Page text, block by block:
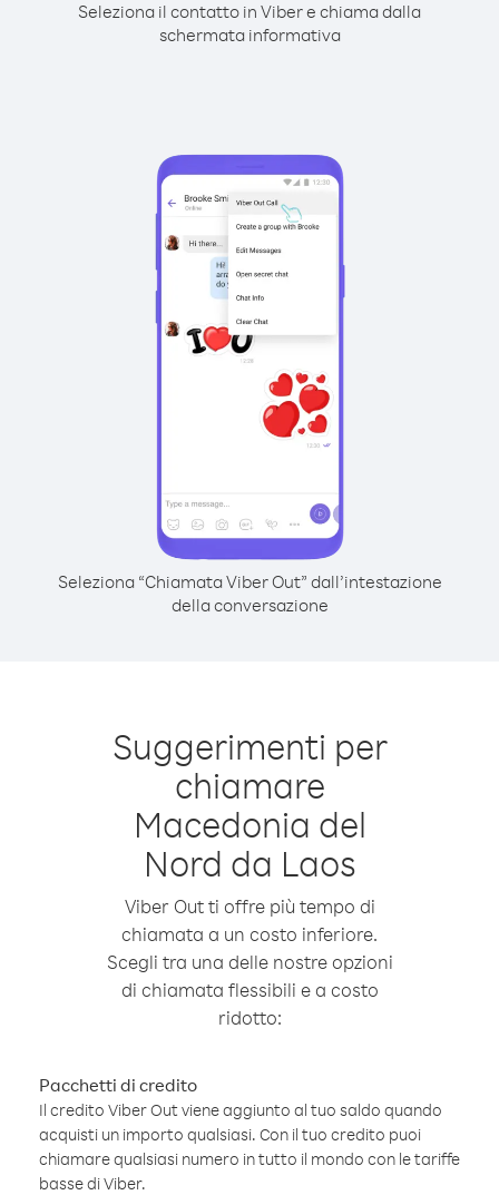
Seleziona il contatto in Viber e chiama dalla
schermata informativa
Seleziona “Chiamata Viber Out” dall’intestazione
della conversazione
Suggerimenti per
chiamare
Macedonia del
Nord da Laos
Viber Out ti offre più tempo di
chiamata a un costo inferiore.
Scegli tra una delle nostre opzioni
di chiamata flessibili e a costo
ridotto:
Pacchetti di credito
Il credito Viber Out viene aggiunto al tuo saldo quando
acquisti un importo qualsiasi. Con il tuo credito puoi
chiamare qualsiasi numero in tutto il mondo con le tariffe
basse di Viber.